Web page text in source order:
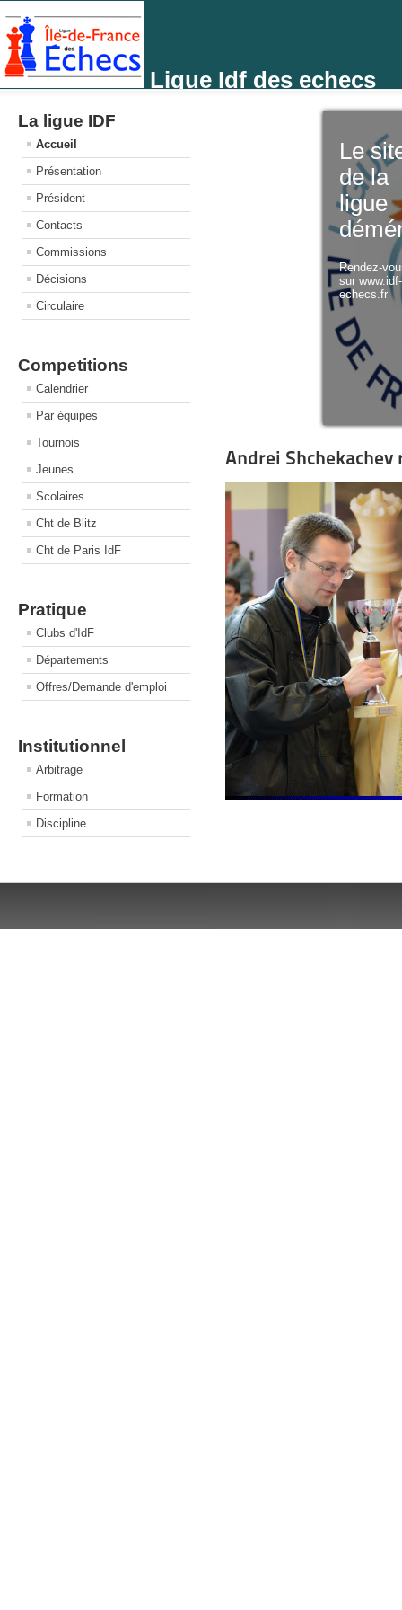
Ligue Idf des echecs
La ligue IDF
Accueil
Présentation
Président
Contacts
Commissions
Décisions
Circulaire
Competitions
Calendrier
Par équipes
Tournois
Jeunes
Scolaires
Cht de Blitz
Cht de Paris IdF
Pratique
Clubs d'IdF
Départements
Offres/Demande d'emploi
Institutionnel
Arbitrage
Formation
Discipline
Le
de la
ligue
Rendez-
sur
echecs.fr
Andrei